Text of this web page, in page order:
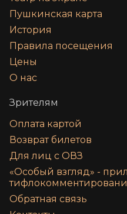
Пушкинская карта
История
Правила посещения
Цены
О нас
Зрителям
Оплата картой
Возврат билетов
Для лиц с ОВЗ
«‎Особый взгляд» -
Обратная связь